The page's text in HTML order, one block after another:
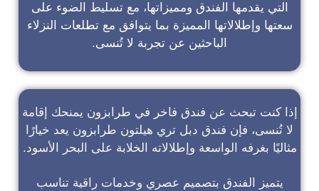
التي يقدمها الفندق ومميزاتها، مع تسليط الضوء على
سعتها وإطلالاتها المميزة بما يتوافق مع تطلعات النزلاء
الباحثين عن تجربة لا تُنسى.
إذا كنت تبحث عن فندق فاخر في طرابزون يمنحك إقامة
لا تُنسى، فإن فندق دبل تري هيلتون طرابزون يعد خيارًا
مثاليًا بغرفه الواسعة وإطلالاته الخلابة على البحر الأسود.
يتميز الفندق بتصميم عصري وخدمات راقية تناسب